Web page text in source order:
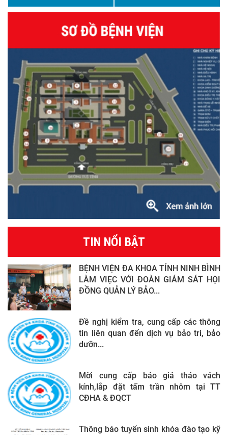
TIN NỔI BẬT
BỆNH VIỆN ĐA KHOA TỈNH NINH BÌNH
LÀM VIỆC VỚI ĐOÀN GIÁM SÁT HỘI
ĐỒNG QUẢN LÝ BẢO...
Đề nghị kiểm tra, cung cấp các thông
tin liên quan đến dịch vụ bảo tri, bảo
dưỡn...
Mời cung cấp báo giá tháo vách
kính,lắp đặt tấm trần nhôm tại TT
CĐHA & ĐQCT
Thông báo tuyển sinh khóa đào tạo kỹ